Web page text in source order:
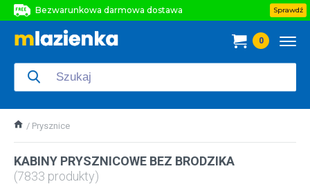
Bezwarunkowa darmowa dostawa
Bezwarunkowa darmowa dostawa
Sprawdź
0
Prysznice
KABINY PRYSZNICOWE BEZ BRODZIKA
(7833 produkty)